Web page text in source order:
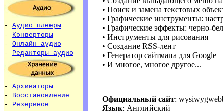
- Аудио плееры
- Конверторы
- Онлайн аудио
- Редакторы аудио
- Архиваторы
- Восстановление
- Резервное
• Поиск и замена текстовых
• Графические инструменты:
• Графические эффекты: черно-
• Инструменты для рисования
• Создание RSS-лент
• Генератор сайтмапа для Google
• И многое, многое другое...
Официальный сайт:
Язык: Английский